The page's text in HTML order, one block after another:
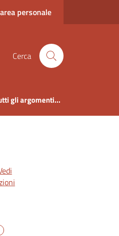
personale
Cerca
gli argomenti...